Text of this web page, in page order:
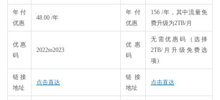
年付
优惠
48.00 /年
年付
优惠
156 /年，其中流量免
费升级为2TB/月
优惠
码
2022to2023
优惠
码
无需优惠码（选择
2TB/月升级免费选
项）
链接
地址
点击直达
链接
地址
点击直达